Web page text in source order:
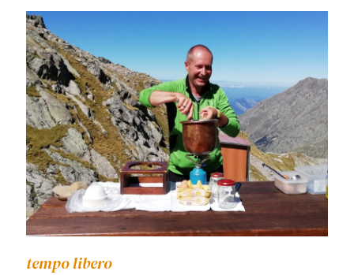
tempo libero